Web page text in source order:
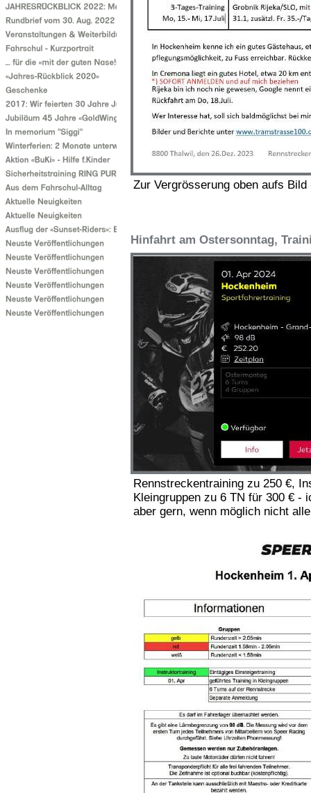
Zur Vergrösserung oben aufs
Hinfahrt am Ostersonntag,
Rennstreckentraining zu 250 €,
Kleingruppen zu 6 TN für 300 € -
aber gern, wenn möglich nicht